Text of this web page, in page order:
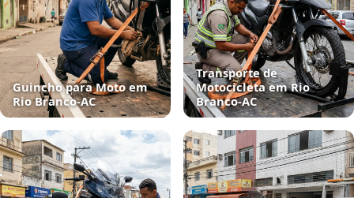
Guincho para Moto em
Rio Branco‑AC
Transporte de
Motocicleta em Rio
Branco‑AC